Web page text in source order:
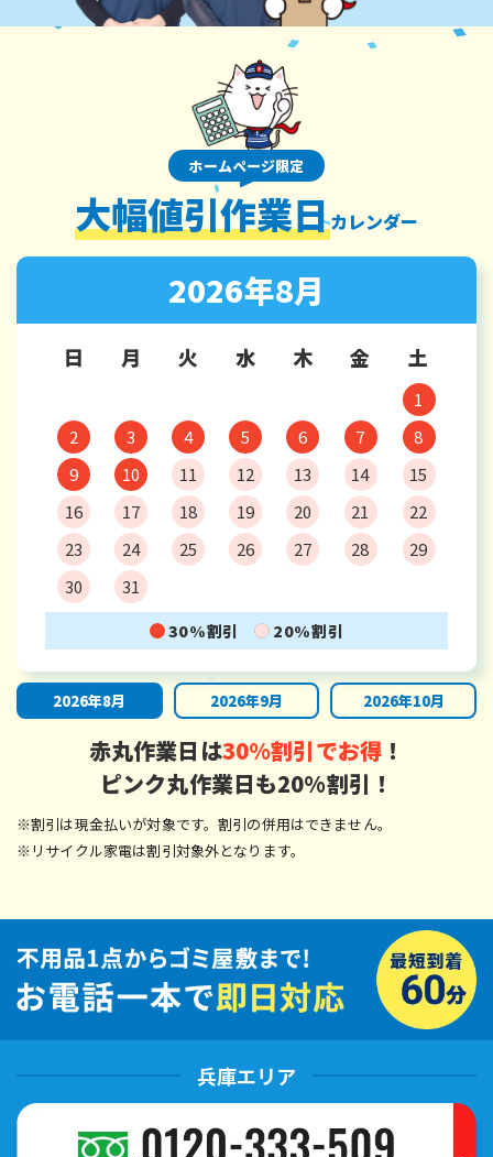
ホームページ限定
大幅値引作業日カレンダー
2026年8月
日 月 火 水 木 金 土
1
2
3 4 5 6 7
8
9
10 11 12 13 14
15
16
17 18 19 20 21
22
23
24 25 26 27 28
29
30
31
30%割引 20%割引
2026年8月 2026年9月 2026年10月
赤丸作業日は30%割引でお得！
ピンク丸作業日も20%割引！
※割引は現金払いが対象です。割引の併用はできません。
※リサイクル家電は割引対象外となります。
兵庫エリア